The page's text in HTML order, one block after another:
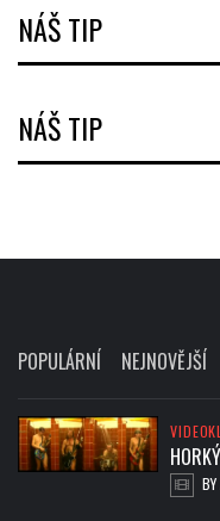
NÁŠ TIP
NÁŠ TIP
POPULÁRNÍ NEJNOVĚJŠÍ
BY